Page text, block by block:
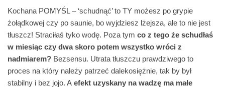
Kochana POMYŚL – ‘schudnąć’ to TY możesz po grypie
żołądkowej czy po saunie, bo wyjdziesz lżejsza, ale to nie jest
tłuszcz! Straciłaś tyko wodę. Poza tym co z tego że schudłaś
w miesiąc czy dwa skoro potem wszystko wróci z
nadmiarem? Bezsensu. Utrata tłuszczu prawdziwego to
proces na który należy patrzeć dalekosiężnie, tak by był
stabilny i bez jojo. A efekt uzyskany na wadzę ma małe